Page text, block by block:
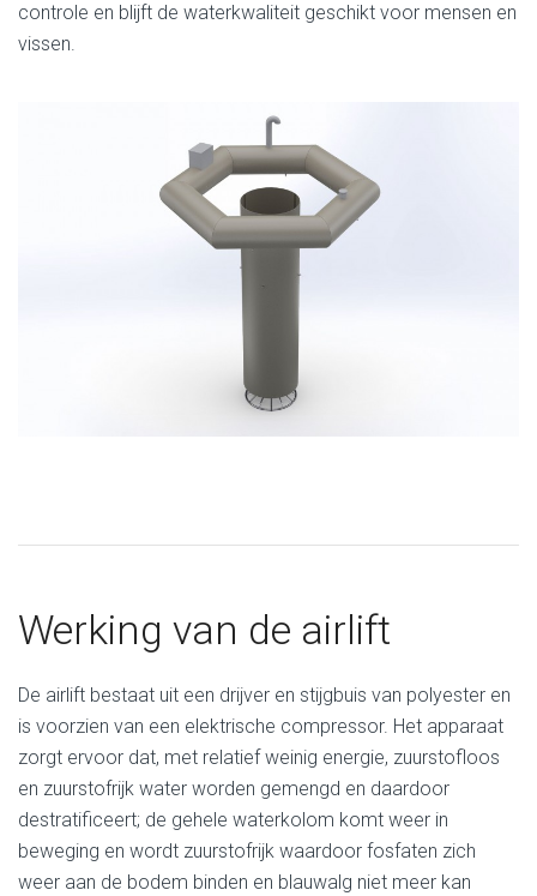
controle en blijft de waterkwaliteit geschikt voor mensen en
vissen.
Werking van de airlift
De airlift bestaat uit een drijver en stijgbuis van polyester en
is voorzien van een elektrische compressor. Het apparaat
zorgt ervoor dat, met relatief weinig energie, zuurstofloos
en zuurstofrijk water worden gemengd en daardoor
destratificeert; de gehele waterkolom komt weer in
beweging en wordt zuurstofrijk waardoor fosfaten zich
weer aan de bodem binden en blauwalg niet meer kan